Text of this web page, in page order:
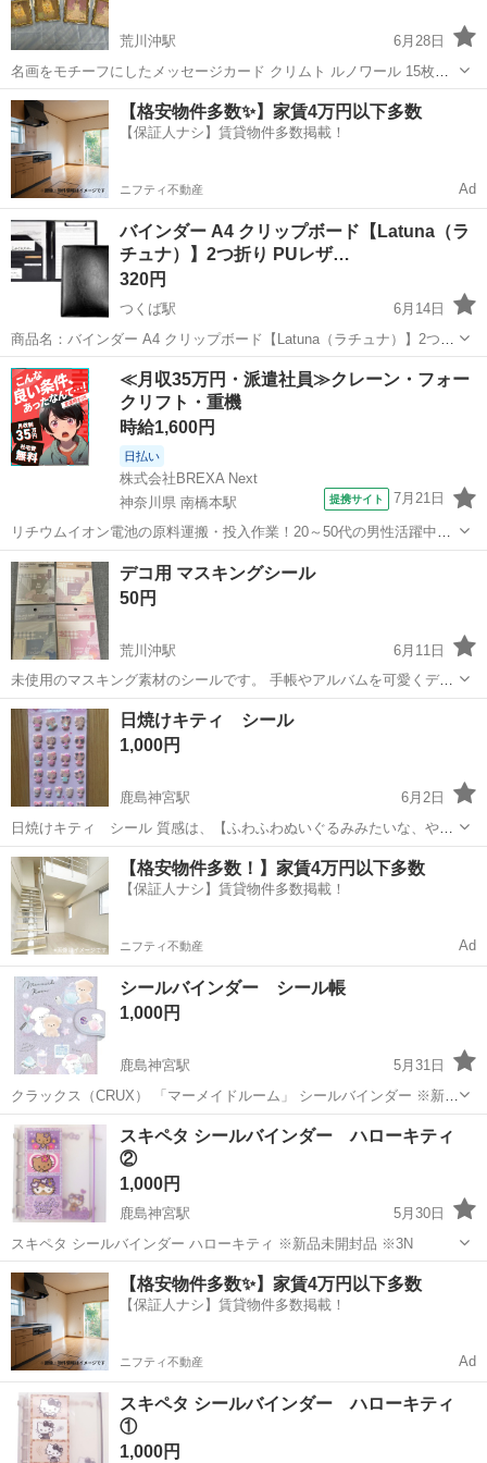
荒川沖駅
6月28日
名画をモチーフにしたメッセージカード クリムト ルノワール 15枚入8
袋 1袋110円のものです。
茨城 つくば市 荒川沖駅 手帳 カード
【格安物件多数✨】家賃4万円以下多数
【保証人ナシ】賃貸物件多数掲載！
ニフティ不動産 Ad
バインダー A4 クリップボード【Latuna（ラ
チュナ）】2つ折り PUレザ…
320円
つくば駅
6月14日
商品名：バインダー A4 クリップボード【Latuna（ラチュナ）】2つ折
り PUレザー ブラック 定価：￥2,500前後 商品の状態：中古（使用感
少なめ／目立った傷なし） LatunaのA4対応クリップボ...
茨城 つくば市 つくば駅 手帳 クリップボード
≪月収35万円・派遣社員≫クレーン・フォー
クリフト・重機
時給1,600円
日払い
株式会社BREXA Next
神奈川県 南橋本駅
提携サイト 7月21日
リチウムイオン電池の原料運搬・投入作業！20～50代の男性活躍中★
ワンルーム寮完備！赴任旅費会社負担！年間休日130日★フォークリフ
ト免許お持ちの方、活躍中！就業先食堂利用可★《神奈川県相模原
市》 人気の工場のお仕事 ◇電...
神奈川 相模原市 南橋本駅 その他
デコ用 マスキングシール
50円
荒川沖駅
6月11日
未使用のマスキング素材のシールです。 手帳やアルバムを可愛くデコ
レーションできます。
茨城 つくば市 荒川沖駅
日焼けキティ シール
1,000円
鹿島神宮駅
6月2日
日焼けキティ シール 質感は、【ふわふわぬいぐるみみたいな、やわ
らかなシール】だそうです と書いてありました よろしくお願いいたし
ます ※3N
茨城 鹿嶋市 鹿島神宮駅 手帳
【格安物件多数！】家賃4万円以下多数
【保証人ナシ】賃貸物件多数掲載！
ニフティ不動産 Ad
シールバインダー シール帳
1,000円
鹿島神宮駅
5月31日
クラックス（CRUX） 「マーメイドルーム」 シールバインダー ※新品
未開封品 ※3N
茨城 鹿嶋市 鹿島神宮駅 バインダー
スキペタ シールバインダー ハローキティ
②
1,000円
鹿島神宮駅
5月30日
スキペタ シールバインダー ハローキティ ※新品未開封品 ※3N
茨城 鹿嶋市 鹿島神宮駅 手帳 バインダー
【格安物件多数✨】家賃4万円以下多数
【保証人ナシ】賃貸物件多数掲載！
ニフティ不動産 Ad
スキペタ シールバインダー ハローキティ
①
1,000円